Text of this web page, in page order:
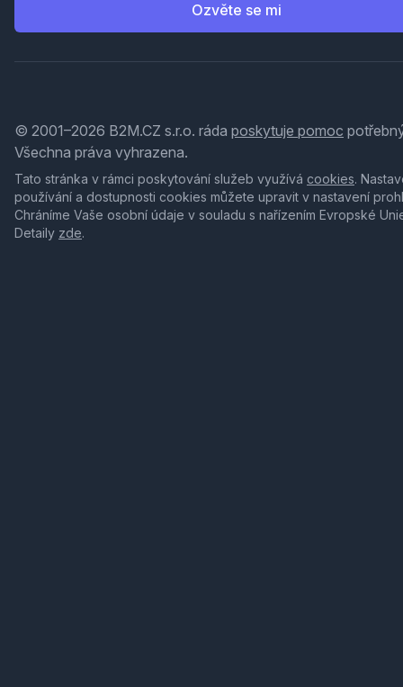
Ozvěte se mi
© 2001–2026 B2M.CZ s.r.o. ráda poskytuje pomoc
Všechna práva vyhrazena.
Tato stránka v rámci poskytování služeb využívá cookies.
používání a dostupnosti cookies můžete upravit v nastavení
Chráníme Vaše osobní údaje v souladu s nařízením Evropské
Detaily zde.